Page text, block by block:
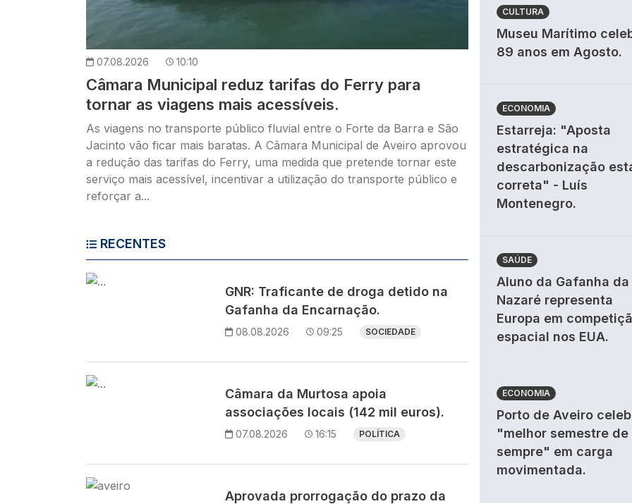
07.08.2026 10:10
Câmara Municipal reduz tarifas do Ferry para
tornar as viagens mais acessíveis.
As viagens no transporte público fluvial entre o Forte da Barra e São
Jacinto vão ficar mais baratas. A Câmara Municipal de Aveiro aprovou
a redução das tarifas do Ferry, uma medida que pretende tornar este
serviço mais acessível, incentivar a utilização do transporte público e
reforçar a...
RECENTES
Imagem
GNR: Traficante de droga detido na
Gafanha da Encarnação.
08.08.2026 09:25 SOCIEDADE
Imagem
Câmara da Murtosa apoia
associações locais (142 mil euros).
07.08.2026 16:15 POLÍTICA
Imagem
Aprovada prorrogação do prazo da
CULTURA
Museu Marítimo
89 anos em Agosto.
ECONOMIA
Estarreja: "Aposta
estratégica na
descarbonização
correta" - Luís
Montenegro.
SAÚDE
Aluno da Gafanha da
Nazaré representa
Europa em
espacial nos EUA.
ECONOMIA
Porto de Aveiro
"melhor semestre de
sempre" em carga
movimentada.